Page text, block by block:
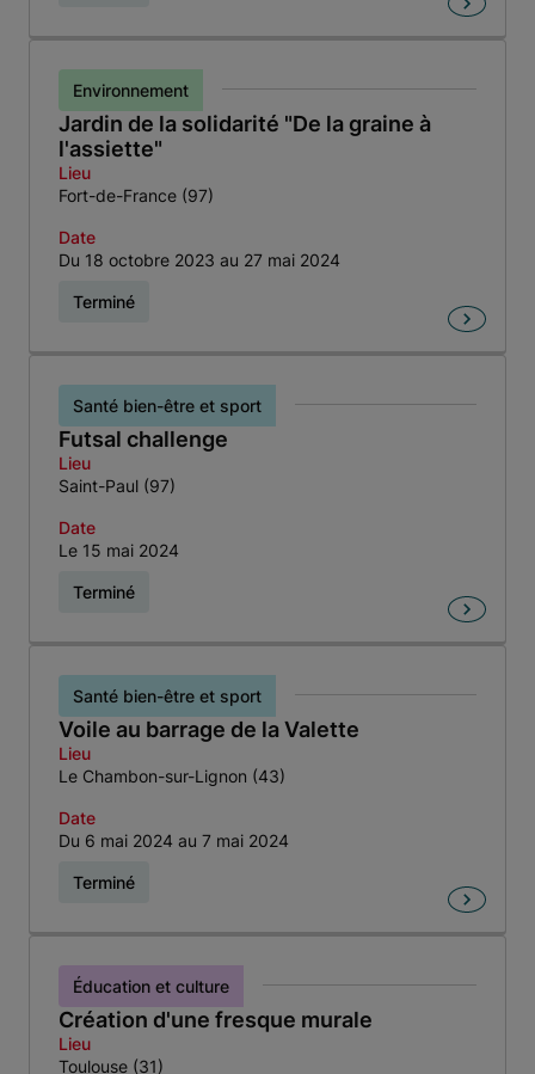
Jardin de la solidarité "De la graine à
l'assiette"
Environnement
Lieu
Fort-de-France (97)
Date
Du 18 octobre 2023 au 27 mai 2024
Terminé
Futsal challenge
Santé bien-être et sport
Lieu
Saint-Paul (97)
Date
Le 15 mai 2024
Terminé
Voile au barrage de la Valette
Santé bien-être et sport
Lieu
Le Chambon-sur-Lignon (43)
Date
Du 6 mai 2024 au 7 mai 2024
Terminé
Création d'une fresque murale
Éducation et culture
Lieu
Toulouse (31)